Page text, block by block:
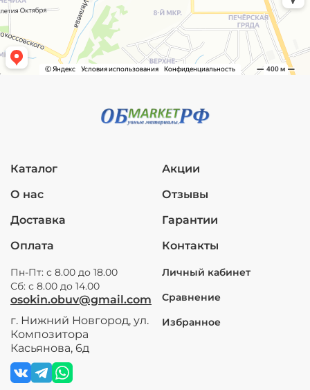
Каталог
О нас
Доставка
Оплата
Акции
Отзывы
Гарантии
Контакты
Пн-Пт: с 8.00 до 18.00
Сб: с 8.00 до 14.00
osokin.obuv@gmail.com
г. Нижний Новгород, ул.
Композитора
Касьянова, 6д
Личный кабинет
Сравнение
Избранное